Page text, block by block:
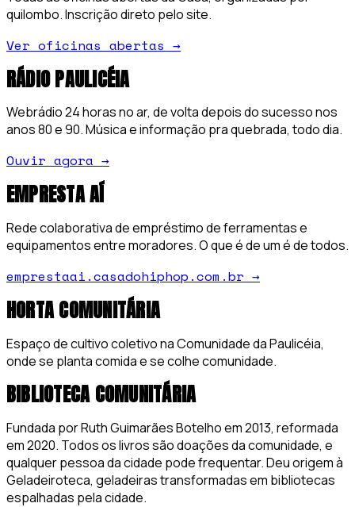
quilombo. Inscrição direto pelo site.
Ver oficinas abertas →
RÁDIO PAULICÉIA
Webrádio 24 horas no ar, de volta depois do sucesso nos
anos 80 e 90. Música e informação pra quebrada, todo dia.
Ouvir agora →
EMPRESTA AÍ
Rede colaborativa de empréstimo de ferramentas e
equipamentos entre moradores. O que é de um é de todos.
emprestaai.casadohiphop.com.br →
HORTA COMUNITÁRIA
Espaço de cultivo coletivo na Comunidade da Paulicéia,
onde se planta comida e se colhe comunidade.
BIBLIOTECA COMUNITÁRIA
Fundada por Ruth Guimarães Botelho em 2013, reformada
em 2020. Todos os livros são doações da comunidade, e
qualquer pessoa da cidade pode frequentar. Deu origem à
Geladeiroteca, geladeiras transformadas em bibliotecas
espalhadas pela cidade.